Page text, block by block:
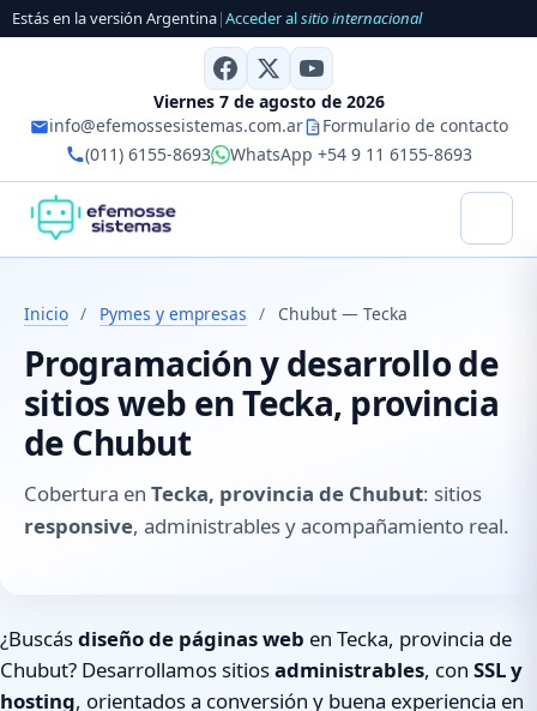
Estás en la versión Argentina|Acceder alsitio internacional
Viernes 7 de agosto de 2026
info@efemossesistemas.com.ar
Formulario de contacto
(011) 6155-8693
WhatsApp +54 9 11 6155-8693
Inicio / Pymes y empresas / Chubut — Tecka
Programación y desarrollo de
sitios web en Tecka, provincia
de Chubut
Cobertura en Tecka, provincia de Chubut: sitios
responsive, administrables y acompañamiento real.
¿Buscásdiseño de páginas web en Tecka, provincia de
Chubut? Desarrollamos sitiosadministrables, con SSL y
hosting, orientados a conversión y buena experiencia en